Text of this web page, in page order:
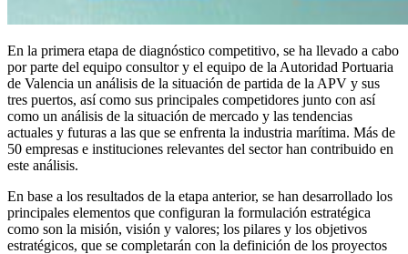
En la primera etapa de diagnóstico competitivo, se ha llevado a cabo
por parte del equipo consultor y el equipo de la Autoridad Portuaria
de Valencia un análisis de la situación de partida de la APV y sus
tres puertos, así como sus principales competidores junto con así
como un análisis de la situación de mercado y las tendencias
actuales y futuras a las que se enfrenta la industria marítima. Más de
50 empresas e instituciones relevantes del sector han contribuido en
este análisis.
En base a los resultados de la etapa anterior, se han desarrollado los
principales elementos que configuran la formulación estratégica
como son la misión, visión y valores; los pilares y los objetivos
estratégicos, que se completarán con la definición de los proyectos